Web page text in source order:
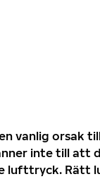
vanlig orsak
inte till att
lufttryck. Rätt